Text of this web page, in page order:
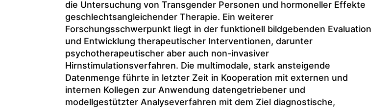
die Untersuchung von Transgender Personen und hormoneller Effekte
geschlechtsangleichender Therapie. Ein weiterer
Forschungsschwerpunkt liegt in der funktionell bildgebenden Evaluation
und Entwicklung therapeutischer Interventionen, darunter
psychotherapeutischer aber auch non-invasiver
Hirnstimulationsverfahren. Die multimodale, stark ansteigende
Datenmenge führte in letzter Zeit in Kooperation mit externen und
internen Kollegen zur Anwendung datengetriebener und
modellgestützter Analyseverfahren mit dem Ziel diagnostische,